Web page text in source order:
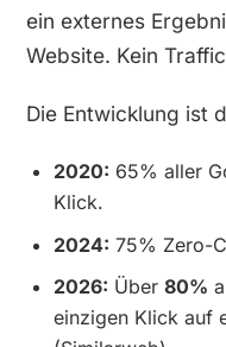
ein externes
Website. Kein
Die Entwicklung ist
2020: 65% aller
Klick.
2024: 75% Zero-
2026: Über 80%
einzigen Klick auf